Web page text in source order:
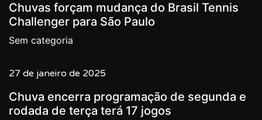
Chuvas forçam mudança do Brasil Tennis
Challenger para São Paulo
Sem categoria
27 de janeiro de 2025
Chuva encerra programação de segunda e
rodada de terça terá 17 jogos